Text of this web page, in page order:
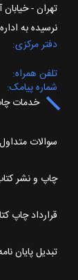
تهران -
نرسیده به
دفتر مرکزی
تلفن همراه
شماره پیامک
خدمات
سوالات
چاپ و نشر
قرارداد چاپ
تبدیل پایان